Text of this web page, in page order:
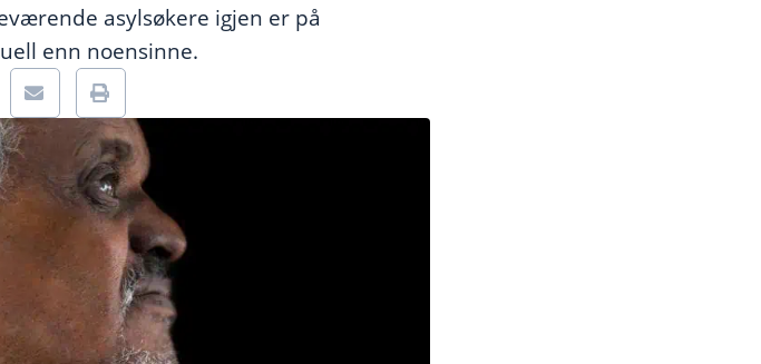
asylsøkere igjen er på
enn noensinne.